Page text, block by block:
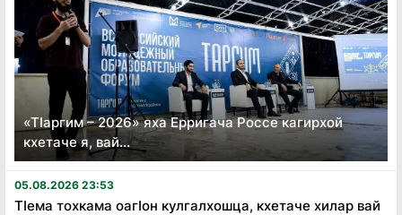
«Тӏаргим – 2026» яха Ерригача Россе кагирхой
кхетаче я, вай...
05.08.2026 23:53
Тӏема тохкама оагӏон кулгалхошца, кхетаче хилар вай